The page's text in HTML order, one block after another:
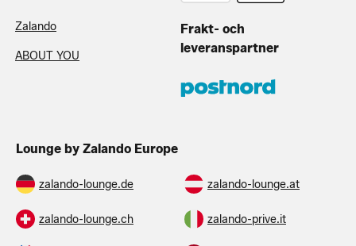
Zalando
ABOUT YOU
Frakt- och
leveranspartner
Lounge by Zalando Europe
zalando-lounge.de zalando-lounge.at
zalando-lounge.ch zalando-prive.it